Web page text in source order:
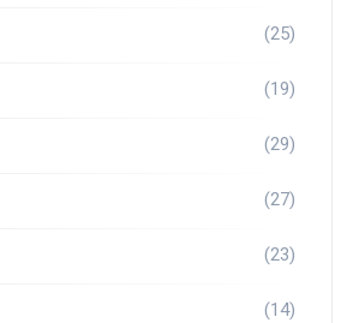
(25)
(19)
(29)
(27)
(23)
(14)